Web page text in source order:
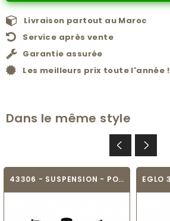
Livraison partout au Maroc
Service après vente
Garantie assurée
Les meilleurs prix toute l'année !
Dans le même style
43306 - SUSPENSION - POMPEYA